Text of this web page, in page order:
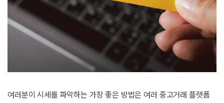
여러분이 시세를 파악하는 가장 좋은 방법은 여러 중고거래 플랫폼